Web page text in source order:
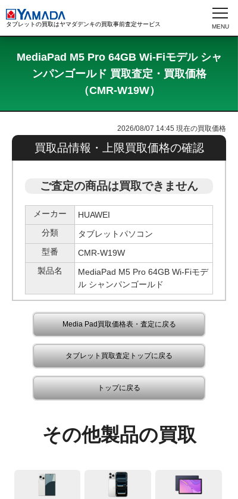
タブレットの買取はヤマダデンキの買取事前査定サービス
MediaPad M5 Pro 64GB Wi-Fiモデル シャ
ンパンゴールド 買取査定・買取価格
（CMR-W19W）
2026/08/07 14:45 現在の買取価格
買取品情報・上限買取価格の確認
ご査定の商品は買取できません
メーカー
HUAWEI
分類
タブレットパソコン
型番
CMR-W19W
製品名
MediaPad M5 Pro 64GB Wi-Fiモデ
ル シャンパンゴールド
Media Pad買取価格表・査定に戻る
タブレット買取査定トップに戻る
トップに戻る
その他製品の買取